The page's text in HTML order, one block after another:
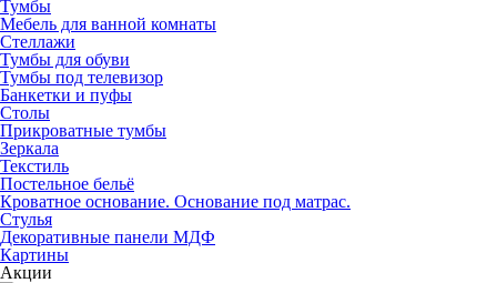
Тумбы
Мебель для ванной комнаты
Стеллажи
Тумбы для обуви
Тумбы под телевизор
Банкетки и пуфы
Столы
Прикроватные тумбы
Зеркала
Текстиль
Постельное бельё
Кроватное основание. Основание под матрас.
Стулья
Декоративные панели МДФ
Картины
Акции